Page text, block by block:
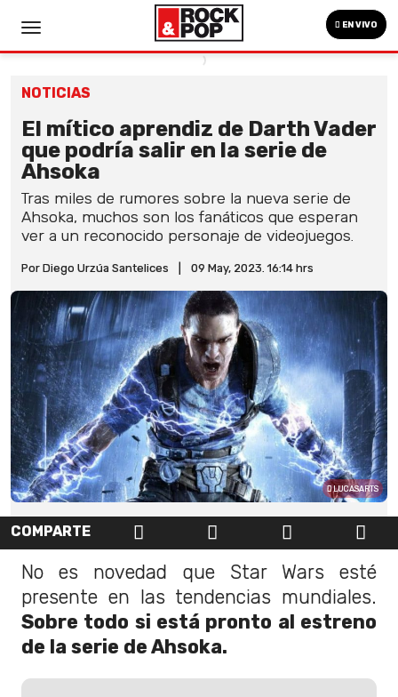
EN VIVO
NOTICIAS
El mítico aprendiz de Darth Vader
que podría salir en la serie de
Ahsoka
Tras miles de rumores sobre la nueva serie de
Ahsoka, muchos son los fanáticos que esperan
ver a un reconocido personaje de videojuegos.
Por Diego Urzúa Santelices 09 May, 2023. 16:14 hrs
LUCASARTS
COMPARTE
No es novedad que Star Wars esté
presente en las tendencias mundiales.
Sobre todo si está pronto al estreno
de la serie de Ahsoka.